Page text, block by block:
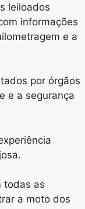
leiloados
informações
e a
por órgãos
e a segurança
todas as
a moto dos